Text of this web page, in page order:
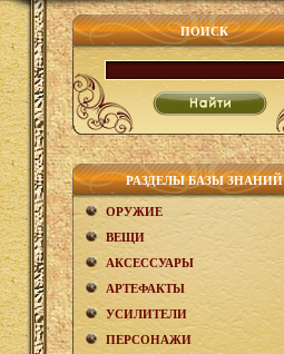
ПОИСК
РАЗДЕЛЫ БАЗЫ ЗНАНИЙ
ОРУЖИЕ
ВЕЩИ
АКCЕСCУАРЫ
АРТЕФАКТЫ
УСИЛИТЕЛИ
ПЕРСОНАЖИ